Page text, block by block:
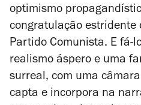
optimismo
congratulação estridente
Partido Comunista. E fá-
realismo áspero e uma
surreal, com uma
capta e incorpora na